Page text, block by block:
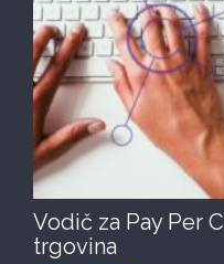
Vodič za Pay Per
trgovina